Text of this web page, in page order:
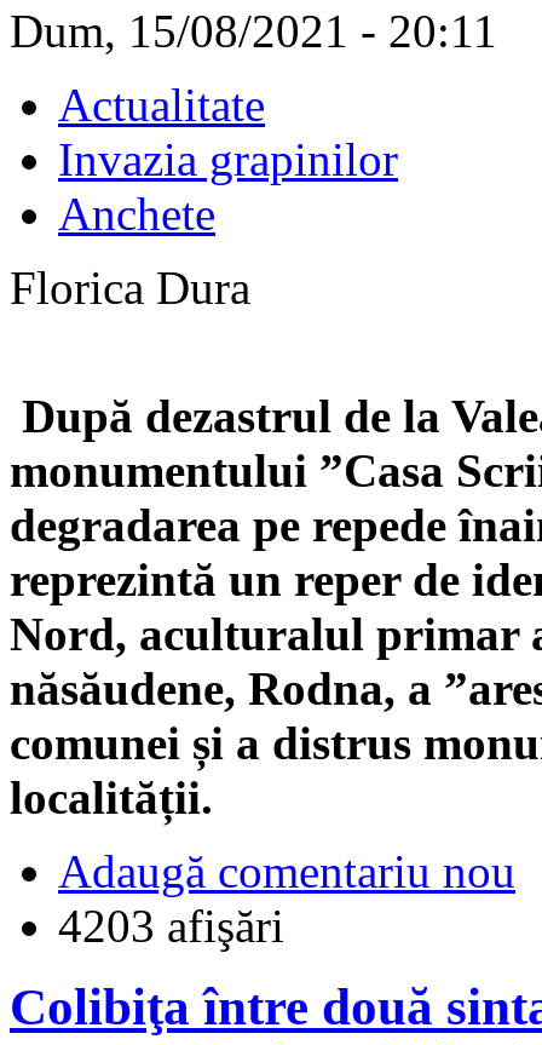
Dum, 15/08/2021 - 20:11
Actualitate
Invazia grapinilor
Anchete
Florica Dura
După dezastrul de la
monumentului ”Casa
degradarea pe repede
reprezintă un reper de
Nord, aculturalul primar
năsăudene, Rodna, a
comunei și a distrus
localității.
Adaugă comentariu nou
4203 afişări
Colibiţa între două